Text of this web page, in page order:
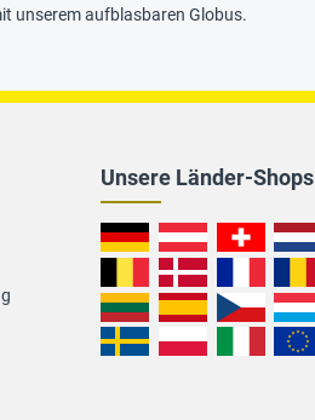
unserem aufblasbaren Globus.
Unsere Länder-Shops